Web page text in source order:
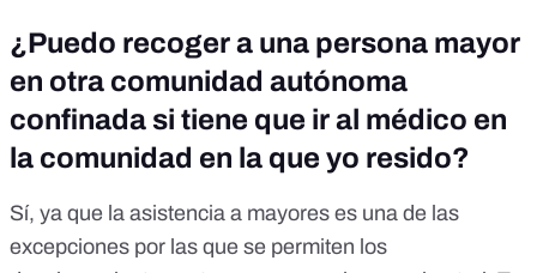
¿Puedo recoger a una persona mayor
en otra comunidad autónoma
confinada si tiene que ir al médico en
la comunidad en la que yo resido?
Sí, ya que la asistencia a mayores es una de las
excepciones por las que se permiten los